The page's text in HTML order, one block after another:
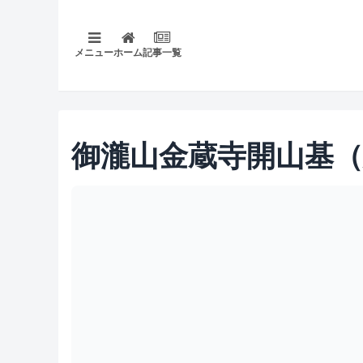
メニューホーム記事一覧
御瀧山金蔵寺開山基